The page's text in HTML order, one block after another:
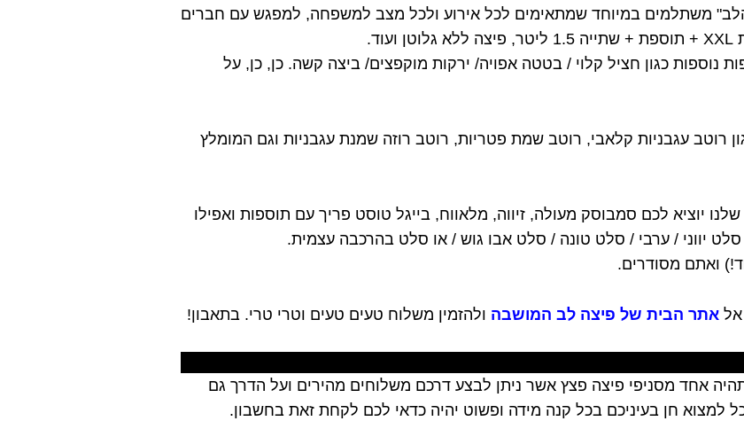
משתלמים במיוחד שמתאימים לכל אירוע ולכל מצב למשפחה, למפגש עם חברים
כגון חציל קלוי / בטטה אפויה/ ירקות מוקפצים/ ביצה קשה. כן, כן, על
רוטב עגבניות קלאבי, רוטב שמת פטריות, רוטב רוזה שמנת עגבניות וגם המומלץ
לכם סמבוסק מעולה, זיווה, מלאווח, בייגל טוסט פריך עם תוספות ואפילו
יווני / ערבי / סלט טונה / סלט אבו גוש / או סלט בהרכבה עצמית.
ואתם מסודרים.
אתר הבית של פיצה לב המושבה ולהזמין משלוח טעים טעים וטרי טרי. בתאבון!
אחד מסניפי פיצה פצץ אשר ניתן לבצע דרכם משלוחים מהירים ועל הדרך גם
למצוא חן בעיניכם בכל קנה מידה ופשוט יהיה כדאי לכם לקחת זאת בחשבון.